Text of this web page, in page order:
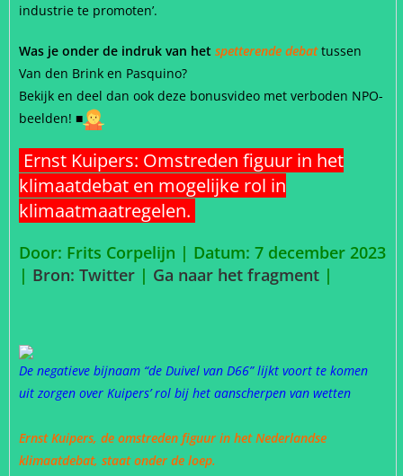
industrie te promoten’.
Was je onder de indruk van het spetterende debat tussen
Van den Brink en Pasquino?
Bekijk en deel dan ook deze bonusvideo met verboden NPO-
beelden! ■
Ernst Kuipers: Omstreden figuur in het
klimaatdebat en mogelijke rol in
klimaatmaatregelen.
Door: Frits Corpelijn | Datum: 7 december 2023
| Bron: Twitter | Ga naar het fragment |
De negatieve bijnaam “de Duivel van D66” lijkt voort te komen
uit zorgen over Kuipers’ rol bij het aanscherpen van wetten
Ernst Kuipers, de omstreden figuur in het Nederlandse
klimaatdebat, staat onder de loep.